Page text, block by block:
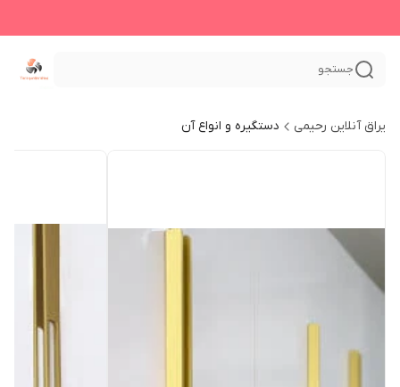
جستجو
یراق آنلاین رحیمی دستگیره و انواع آن